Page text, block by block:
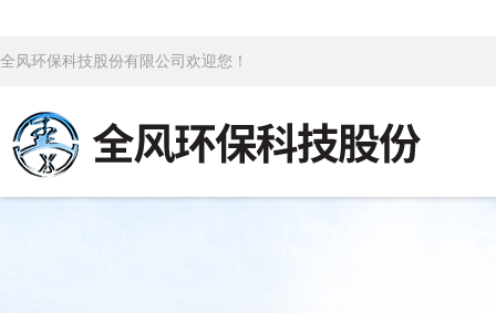
全风环保科技股份有限公司欢迎您！